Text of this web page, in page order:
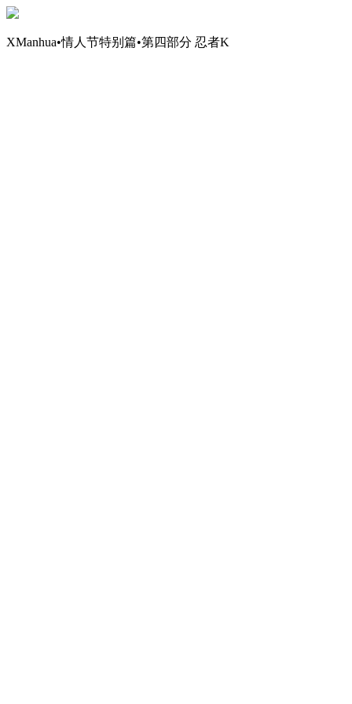
XManhua•情人节特别篇•第四部分 忍者K